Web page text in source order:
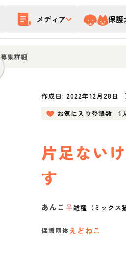
メディア 保護
募集詳細
作成日:2022年12月28日
お気に入り登録数
1
片足ない
す
あんこ ♀雑種（ミックス猫
保護団体えどねこ